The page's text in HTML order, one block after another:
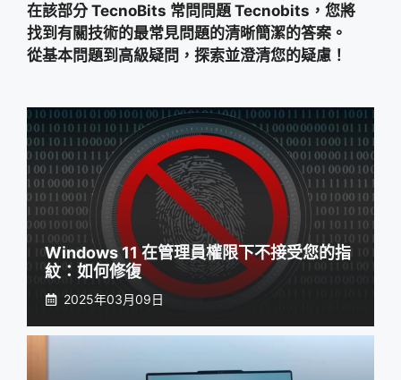
在該部分 TecnoBits 常問問題 Tecnobits，您將
找到有關技術的最常見問題的清晰簡潔的答案。
從基本問題到高級疑問，探索並澄清您的疑慮！
Windows 11 在管理員權限下不接受您的指
紋：如何修復
2025年03月09日